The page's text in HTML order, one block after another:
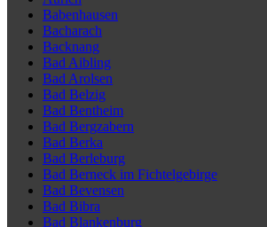
Babenhausen
Bacharach
Backnang
Bad Aibling
Bad Arolsen
Bad Belzig
Bad Bentheim
Bad Bergzabern
Bad Berka
Bad Berleburg
Bad Berneck im Fichtelgebirge
Bad Bevensen
Bad Bibra
Bad Blankenburg